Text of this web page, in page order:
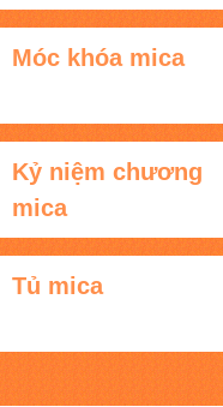
Móc khóa mica
Kỷ niệm chương
mica
Tủ mica